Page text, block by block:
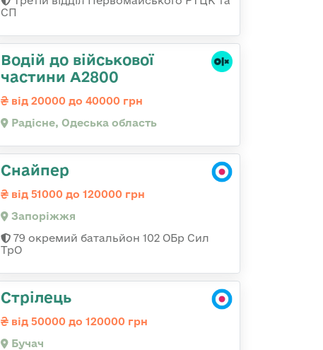
СП
Водій до військової
частини А2800
від 20000 до 40000 грн
Радісне, Одеська область
Снайпер
від 51000 до 120000 грн
Запоріжжя
79 окремий батальйон 102 ОБр Сил
ТрО
Стрілець
від 50000 до 120000 грн
Бучач